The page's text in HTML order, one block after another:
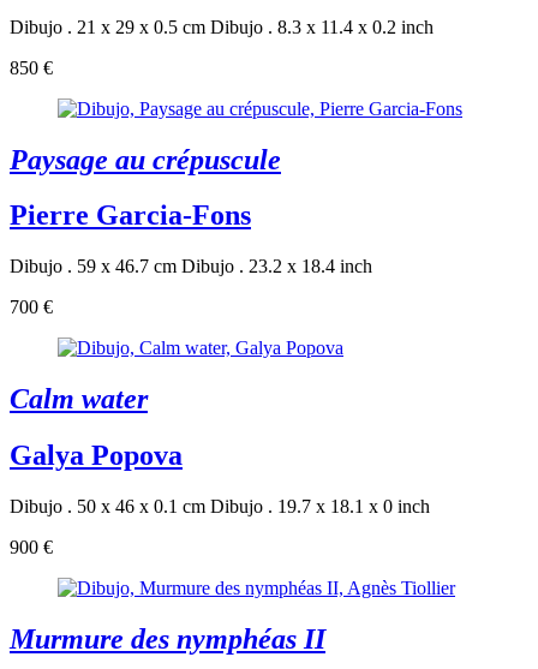
Dibujo . 21 x 29 x 0.5 cm Dibujo . 8.3 x 11.4 x 0.2 inch
850 €
Paysage au crépuscule
Pierre Garcia-Fons
Dibujo . 59 x 46.7 cm Dibujo . 23.2 x 18.4 inch
700 €
Calm water
Galya Popova
Dibujo . 50 x 46 x 0.1 cm Dibujo . 19.7 x 18.1 x 0 inch
900 €
Murmure des nymphéas II